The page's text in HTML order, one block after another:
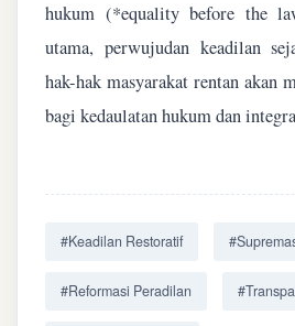
hukum (*equality before the
utama, perwujudan keadilan
hak-hak masyarakat rentan akan
bagi kedaulatan hukum dan
#Keadilan Restoratif
#Reformasi Peradilan